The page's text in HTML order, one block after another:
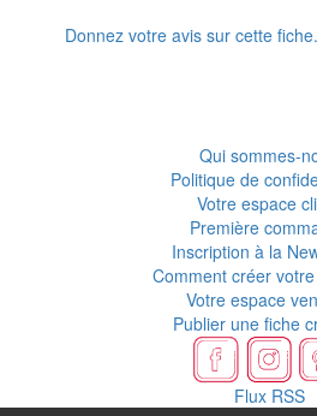
Donnez votre avis sur cette fiche.
Qui sommes-
Politique de
Votre espace
Première
Inscription à la
Comment créer
Votre espace
Publier une fiche
Flux RSS